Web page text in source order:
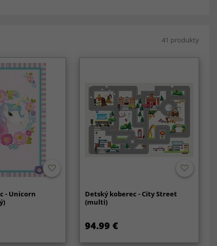
41 produkty
- Unicorn
Detský koberec - City Street
(multi)
94.99 €